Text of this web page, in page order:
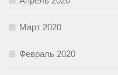
Март 2020
Февраль 2020